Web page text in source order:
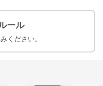
ール
ください。